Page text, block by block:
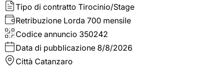
Tipo di contratto Tirocinio/Stage
Retribuzione Lorda 700 mensile
Codice annuncio 350242
Data di pubblicazione 8/8/2026
Città Catanzaro